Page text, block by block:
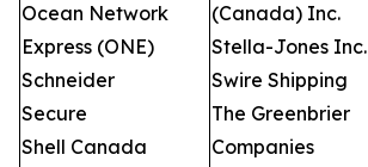
Ocean Network
Express (ONE)
Schneider
Secure
Shell Canada
(Canada) Inc.
Stella-Jones Inc.
Swire Shipping
The Greenbrier
Companies